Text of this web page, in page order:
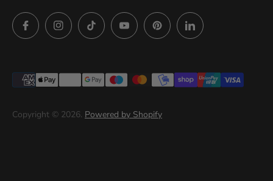
Política de Privacidad
Imágenes descargables
Politica de privacidad (prueba)
Copyright © 2026. Powered by Shopify